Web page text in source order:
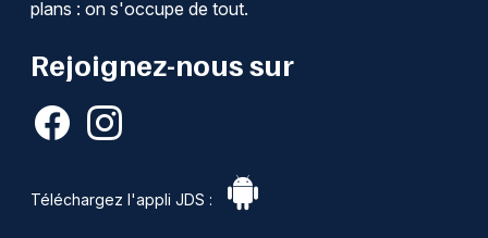
plans : on s'occupe de tout.
Rejoignez-nous sur
Téléchargez l'appli JDS :